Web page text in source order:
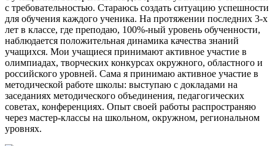
с требовательностью. Стараюсь создать ситуацию успешности
для обучения каждого ученика. На протяжении последних 3-х
лет в классе, где преподаю, 100%-ный уровень обученности,
наблюдается положительная динамика качества знаний
учащихся. Мои учащиеся принимают активное участие в
олимпиадах, творческих конкурсах окружного, областного и
российского уровней. Сама я принимаю активное участие в
методической работе школы: выступаю с докладами на
заседаниях методического объединения, педагогических
советах, конференциях. Опыт своей работы распространяю
через мастер-классы на школьном, окружном, региональном
уровнях.